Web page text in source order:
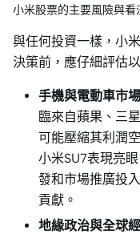
小米股票的主要風險與看
與任何投資一樣，小
決策前，應仔細評估
手機與電動車市
臨來自蘋果、三
可能壓縮其利潤
小米SU7表現亮
發和市場推廣投
貢獻。
地緣政治與全球